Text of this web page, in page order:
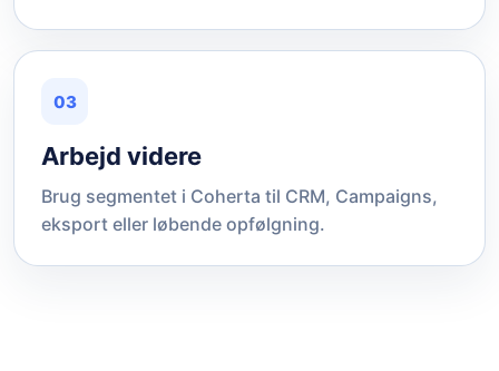
03
Arbejd videre
Brug segmentet i Coherta til CRM, Campaigns,
eksport eller løbende opfølgning.